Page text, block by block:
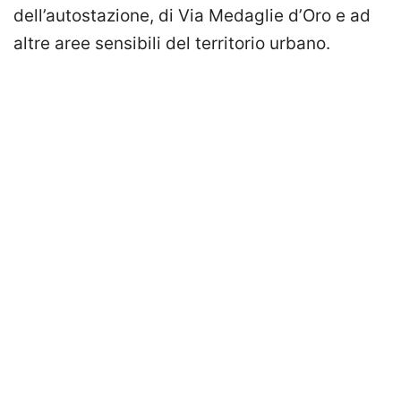
dell’autostazione, di Via Medaglie d’Oro e ad
altre aree sensibili del territorio urbano.